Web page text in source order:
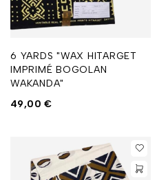
6 YARDS "WAX HITARGET
IMPRIMÉ BOGOLAN
WAKANDA"
49,00€